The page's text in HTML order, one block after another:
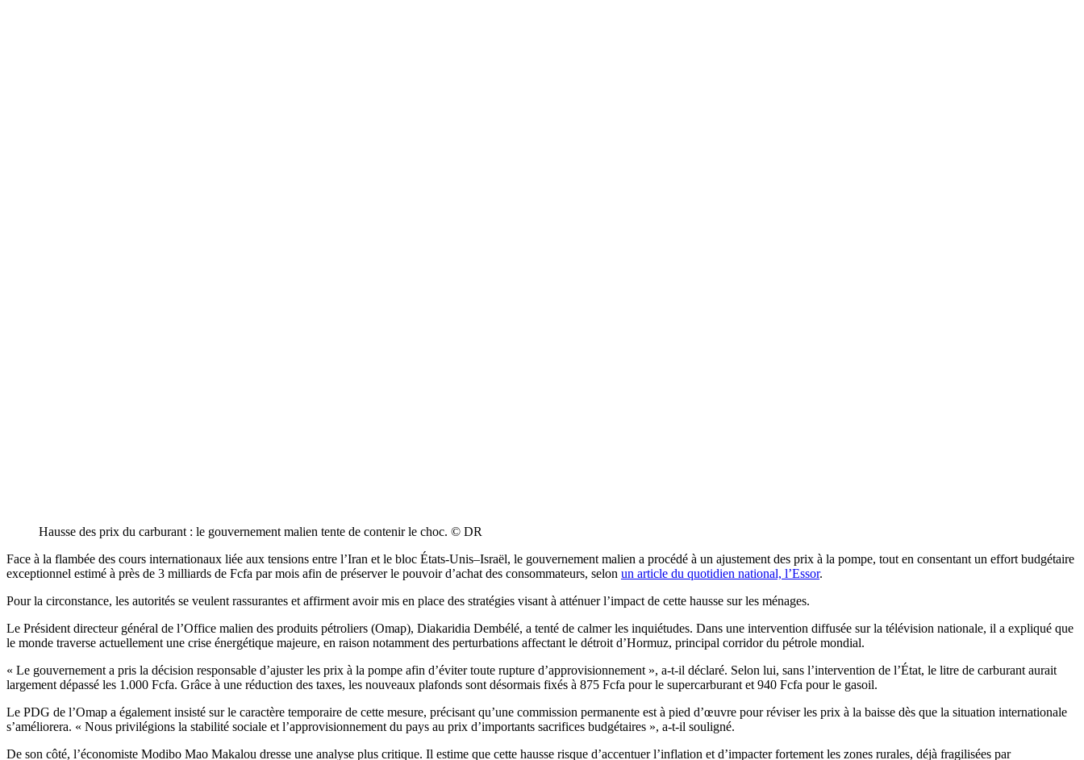
Hausse des prix du carburant : le gouvernement malien tente de contenir le choc. © DR
Face à la flambée des cours internationaux liée aux tensions entre l’Iran et le bloc États-Unis–Israël, le gouvernement malien a procédé à un ajustement des prix à la pompe, tout en consentant un effort budgétaire
exceptionnel estimé à près de 3 milliards de Fcfa par mois afin de préserver le pouvoir d’achat des consommateurs, selon un article du quotidien national, l’Essor.
Pour la circonstance, les autorités se veulent rassurantes et affirment avoir mis en place des stratégies visant à atténuer l’impact de cette hausse sur les ménages.
Le Président directeur général de l’Office malien des produits pétroliers (Omap), Diakaridia Dembélé, a tenté de calmer les inquiétudes. Dans une intervention diffusée sur la télévision nationale, il a expliqué que
le monde traverse actuellement une crise énergétique majeure, en raison notamment des perturbations affectant le détroit d’Hormuz, principal corridor du pétrole mondial.
« Le gouvernement a pris la décision responsable d’ajuster les prix à la pompe afin d’éviter toute rupture d’approvisionnement », a-t-il déclaré. Selon lui, sans l’intervention de l’État, le litre de carburant aurait
largement dépassé les 1.000 Fcfa. Grâce à une réduction des taxes, les nouveaux plafonds sont désormais fixés à 875 Fcfa pour le supercarburant et 940 Fcfa pour le gasoil.
Le PDG de l’Omap a également insisté sur le caractère temporaire de cette mesure, précisant qu’une commission permanente est à pied d’œuvre pour réviser les prix à la baisse dès que la situation internationale
s’améliorera. « Nous privilégions la stabilité sociale et l’approvisionnement du pays au prix d’importants sacrifices budgétaires », a-t-il souligné.
De son côté, l’économiste Modibo Mao Makalou dresse une analyse plus critique. Il estime que cette hausse risque d’accentuer l’inflation et d’impacter fortement les zones rurales, déjà fragilisées par